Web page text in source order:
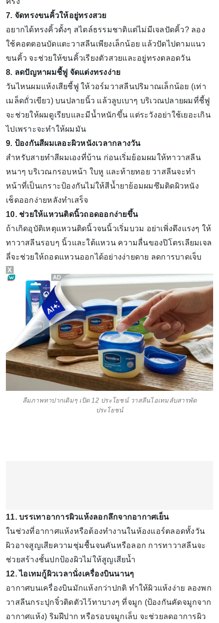
7. จัดทรงขนคิ้วให้อยู่ทรงสวย
อยากได้ทรงคิ้วตั้งๆ สไตล์ธรรมชาติแต่ไม่มีเจลปัดคิ้ว? ลอง
ใช้คอตตอนบัดแตะวาสลีนเพียงเล็กน้อย แล้วปัดไปตามแนว
ขนคิ้ว จะช่วยให้ขนคิ้วเรียงตัวสวยและอยู่ทรงตลอดวัน
8. ลดปัญหาผมชี้ฟู จัดแต่งทรงง่าย
วันไหนผมแห้งเสียชี้ฟู ให้วอร์มวาสลีนปริมาณเล็กน้อย (เท่า
เมล็ดถั่วเขียว) บนปลายนิ้ว แล้วลูบเบาๆ บริเวณปลายผมที่ชี้ฟู
จะช่วยให้ผมดูเรียบและมีน้ำหนักขึ้น แต่ระวังอย่าใช้เยอะเกิน
ไปเพราะจะทำให้ผมมัน
9. ป้องกันสีผมเลอะผิวหนังเวลากลางวัน
สำหรับสายทำสีผมเองที่บ้าน ก่อนเริ่มย้อมผมให้ทาวาสลีน
หนาๆ บริเวณกรอบหน้า ใบหู และท้ายทอย วาสลีนจะทำ
หน้าที่เป็นเกราะป้องกันไม่ให้สีน้ำยาย้อมผมซึมติดผิวหนัง
เช็ดออกง่ายหลังทำเสร็จ
10. ช่วยให้แหวนติดนิ้วถอดออกง่ายขึ้น
ถ้าเกิดอุบัติเหตุแหวนติดนิ้วจนนิ้วเริ่มบวม อย่าเพิ่งดึงแรงๆ ให้
ทาวาสลีนรอบๆ นิ้วและใต้แหวน ความลื่นของปิโตรเลียมเจล
ลี่จะช่วยให้ถอดแหวนออกได้อย่างง่ายดาย ลดการบาดเจ็บ
ลืมภาพทาปากเดิมๆ เปิด 12 ประโยชน์ วาสลีนไอเทมลับสารพัด
ประโยชน์
11. บรรเทาอาการผิวแห้งลอกลึกจากอากาศเย็น
ในช่วงที่อากาศแห้งหรือต้องทำงานในห้องแอร์ตลอดทั้งวัน
ผิวอาจสูญเสียความชุ่มชื้นจนคันหรือลอก การทาวาสลีนจะ
ช่วยสร้างชั้นปกป้องผิวไม่ให้สูญเสียน้ำ
12. ไอเทมกู้ผิวเวลานั่งเครื่องบินนานๆ
อากาศบนเครื่องบินมักแห้งกว่าปกติ ทำให้ผิวแห้งง่าย ลองพก
วาสลีนกระปุกจิ๋วติดตัวไว้ทาบางๆ ที่จมูก (ป้องกันคัดจมูกจาก
อากาศแห้ง) ริมฝีปาก หรือรอบจมูกเล็บ จะช่วยลดอาการผิว
X